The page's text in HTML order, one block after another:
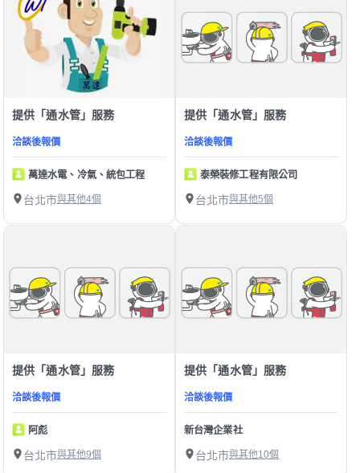
提供「通水管」服務
洽談後報價
萬達水電、冷氣、統包工程
台北市與其他4個
提供「通水管」服務
洽談後報價
泰榮裝修工程有限公司
台北市與其他5個
提供「通水管」服務
洽談後報價
阿彪
台北市與其他9個
提供「通水管」服務
洽談後報價
新台灣企業社
台北市與其他10個